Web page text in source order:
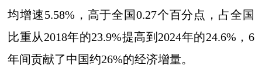
均增速5.58%，高于全国0.27个百分点，占全国
比重从2018年的23.9%提高到2024年的24.6%，6
年间贡献了中国约26%的经济增量。